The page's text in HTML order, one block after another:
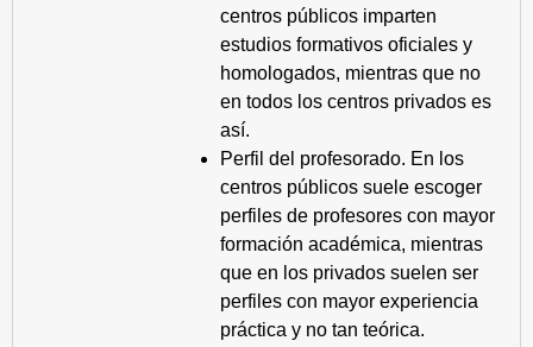
centros públicos imparten
estudios formativos oficiales y
homologados, mientras que no
en todos los centros privados es
así.
Perfil del profesorado. En los
centros públicos suele escoger
perfiles de profesores con mayor
formación académica, mientras
que en los privados suelen ser
perfiles con mayor experiencia
práctica y no tan teórica.